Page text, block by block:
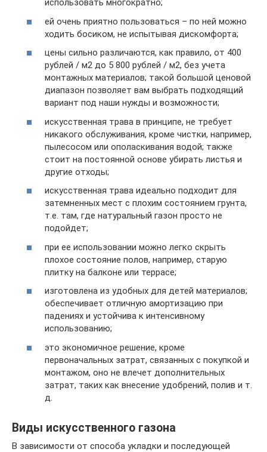
использовать многократно;
ей очень приятно пользоваться – по ней можно
ходить босиком, не испытывая дискомфорта;
цены сильно различаются, как правило, от 400
рублей / м2 до 5 800 рублей / м2, без учета
монтажных материалов; такой большой ценовой
диапазон позволяет вам выбрать подходящий
вариант под наши нужды и возможности;
искусственная трава в принципе, не требует
никакого обслуживания, кроме чистки, например,
пылесосом или ополаскивания водой; также
стоит на постоянной основе убирать листья и
другие отходы;
искусственная трава идеально подходит для
затемненных мест с плохим состоянием грунта,
т.е. там, где натуральный газон просто не
подойдет;
при ее использовании можно легко скрыть
плохое состояние полов, например, старую
плитку на балконе или террасе;
изготовлена из удобных для детей материалов;
обеспечивает отличную амортизацию при
падениях и устойчива к интенсивному
использованию;
это экономичное решение, кроме
первоначальных затрат, связанных с покупкой и
монтажом, оно не влечет дополнительных
затрат, таких как внесение удобрений, полив и т.
д.
Виды искусственного газона
В зависимости от способа укладки и последующей